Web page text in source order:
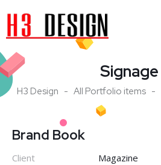
Signage
H3 Design All Portfolio items
Brand Book
Client
Magazine